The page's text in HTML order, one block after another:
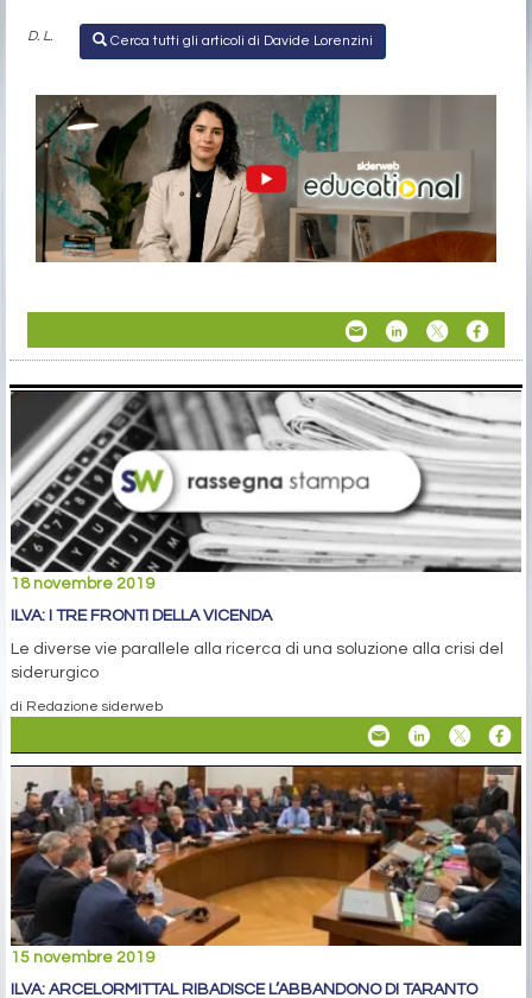
D. L. Cerca tutti gli articoli di Davide Lorenzini
18 novembre 2019
ILVA: I TRE FRONTI DELLA VICENDA
Le diverse vie parallele alla ricerca di una soluzione alla crisi del
siderurgico
di Redazione siderweb
15 novembre 2019
ILVA: ARCELORMITTAL RIBADISCE L’ABBANDONO DI TARANTO